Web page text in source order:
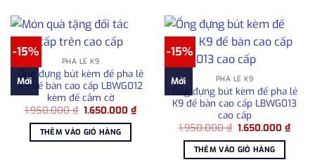
-15%
Mới
PHA LÊ K9
Ống đựng bút kèm đế pha lê
K9 để bàn cao cấp LBWG012
kèm đế cắm cờ
1.950.000₫ Giá
là:
1.950.000 ₫.
1.650.000₫Giá
THÊM VÀO GIỎ HÀNG
-15%
Mới PHA LÊ K9
Ống đựng bút kèm đế pha lê
K9 để bàn cao cấp LBWG013
cao cấp
1.950.000₫ Giá
là:
1.950.000 ₫.
1.650.000₫Giá
THÊM VÀO GIỎ HÀNG